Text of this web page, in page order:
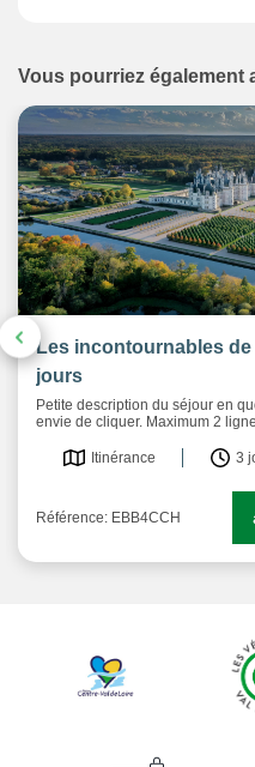
Vous pourriez également
Les incontournables de
jours
Petite description du séjour en
envie de cliquer. Maximum 2
Itinérance 3
Référence: EBB4CCH